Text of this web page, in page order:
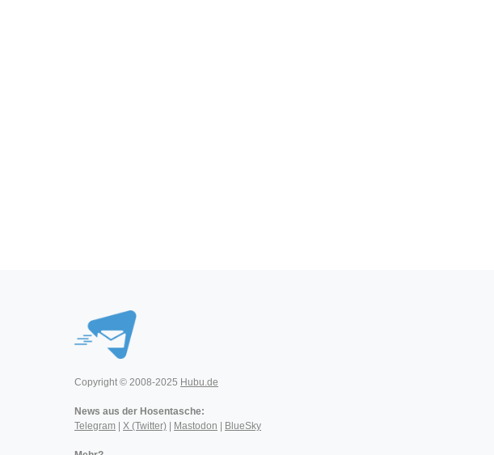
Copyright © 2008-2025 Hubu.de
News aus der Hosentasche:
Telegram
X (Twitter) Mastodon BlueSky